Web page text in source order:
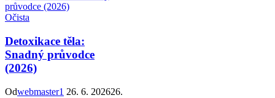
Očista
Detoxikace těla:
Snadný průvodce
(2026)
Odwebmaster1 26. 6. 202626.